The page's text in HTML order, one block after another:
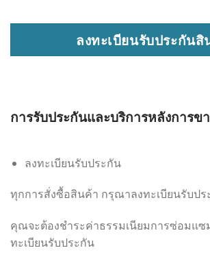
ลงทะเบียนรับประกันสิ
การรับประกันและบริการหลังการข
ลงทะเบียนรับประกัน
ทุกการสั่งซื้อสินค้า กรุณาลงทะเบียนรับปร
คุณจะต้องชำระค่าธรรมเนียมการซ่อมแ
ทะเบียนรับประกัน